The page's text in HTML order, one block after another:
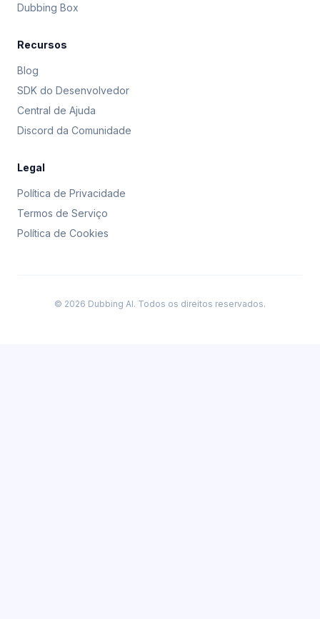
Dubbing Box
Recursos
Blog
SDK do Desenvolvedor
Central de Ajuda
Discord da Comunidade
Legal
Política de Privacidade
Termos de Serviço
Política de Cookies
© 2026 Dubbing AI. Todos os direitos reservados.